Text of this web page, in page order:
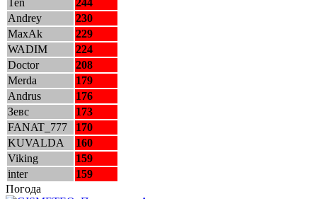
Ten
244
Andrey
230
MaxAk
229
WADIM
224
Doctor
208
Merda
179
Andrus
176
Зевс
173
FANAT_777
170
KUVALDA
160
Viking
159
inter
159
Погода